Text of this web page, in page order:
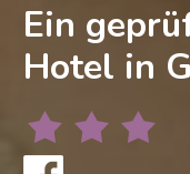
Ein
Hotel in